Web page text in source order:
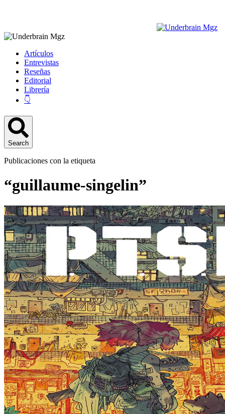
Artículos
Entrevistas
Reseñas
Editorial
Librería
👇
Search
Publicaciones con la etiqueta
“guillaume-singelin”